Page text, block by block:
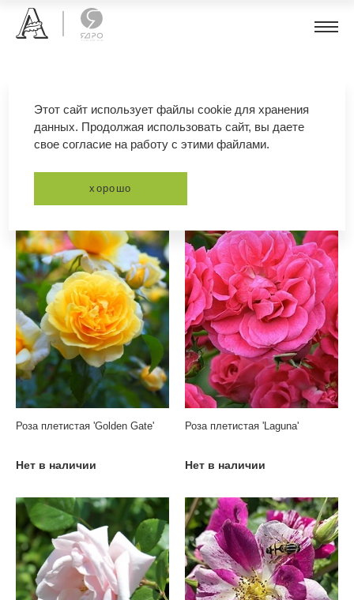
роза
Роза плетистая 'Golden Gate'
Нет в наличии
Роза плетистая 'Laguna'
Нет в наличии
Этот сайт использует файлы cookie для хранения
данных. Продолжая использовать сайт, вы даете
свое согласие на работу с этими файлами.
хорошо